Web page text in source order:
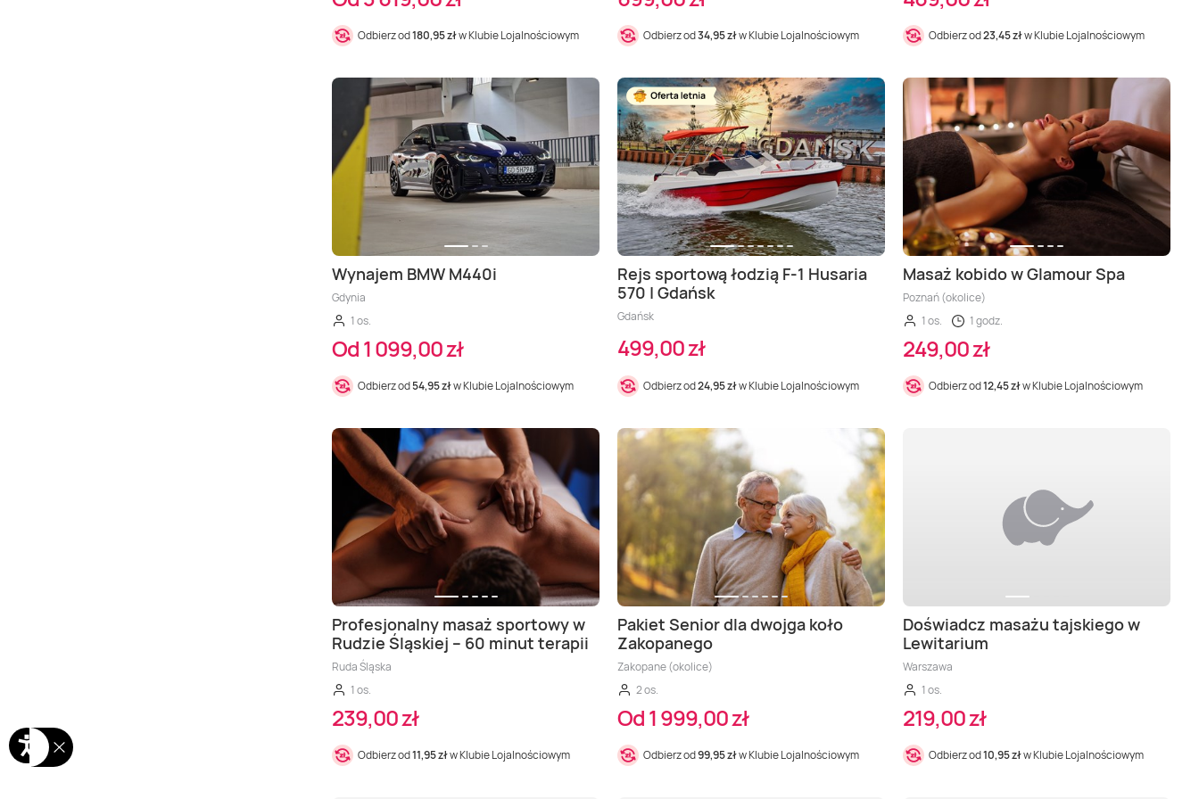
Odbierz od180,95 złw Klubie Lojalnościowym Odbierz od34,95 złw Klubie Lojalnościowym Odbierz od23,45 złw Klubie Lojalnościowym
Wynajem BMW M440i
Gdynia
1 os.
Od 1 099,00 zł
Odbierz od54,95 złw Klubie Lojalnościowym
Rejs sportową łodzią F-1 Husaria
570 | Gdańsk
Gdańsk
499,00 zł
Odbierz od24,95 złw Klubie Lojalnościowym
Masaż kobido w Glamour Spa
Poznań (okolice)
1 os.
1 godz.
249,00 zł
Odbierz od12,45 złw Klubie Lojalnościowym
Profesjonalny masaż sportowy w
Rudzie Śląskiej – 60 minut terapii
Ruda Śląska
1 os.
239,00 zł
Odbierz od11,95 złw Klubie Lojalnościowym
Pakiet Senior dla dwojga koło
Zakopanego
Zakopane (okolice)
2 os.
Od 1 999,00 zł
Odbierz od99,95 złw Klubie Lojalnościowym
Doświadcz masażu tajskiego w
Lewitarium
Warszawa
1 os.
219,00 zł
Odbierz od10,95 złw Klubie Lojalnościowym